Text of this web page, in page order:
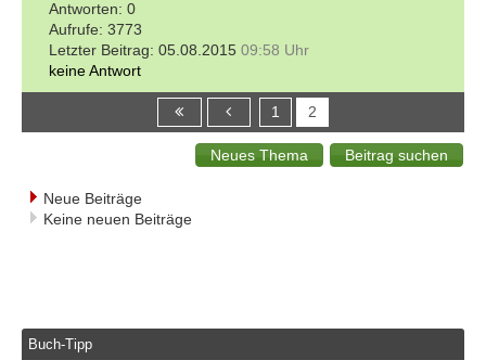
0
3773
05.08.2015 09:58 Uhr
keine Antwort
1 2
Neue Beiträge
Keine neuen Beiträge
Buch-Tipp